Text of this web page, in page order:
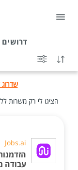
דרושים
הציגו לי רק משרות
Jobs.ai
עבודה